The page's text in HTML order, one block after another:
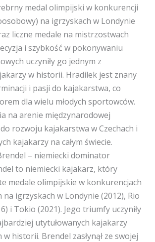
medal olimpijski w konkurencji
na igrzyskach w Londynie
liczne medale na mistrzostwach
i szybkość w pokonywaniu
uczyniły go jednym z
w historii. Hradilek jest znany
i pasji do kajakarstwa, co
dla wielu młodych sportowców.
na arenie międzynarodowej
rozwoju kajakarstwa w Czechach i
kajakarzy na całym świecie.
– niemiecki dominator
to niemiecki kajakarz, który
medale olimpijskie w konkurencjach
na igrzyskach w Londynie (2012), Rio
i Tokio (2021). Jego triumfy uczyniły
utytułowanych kajakarzy
historii. Brendel zasłynął ze swojej